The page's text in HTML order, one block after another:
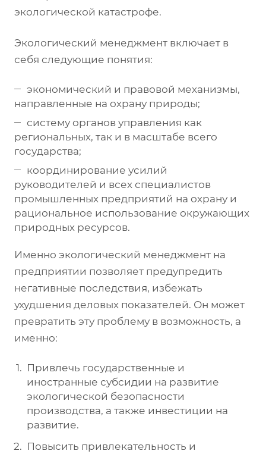
экологической катастрофе.
Экологический менеджмент включает в
себя следующие понятия:
экономический и правовой механизмы,
направленные на охрану природы;
систему органов управления как
региональных, так и в масштабе всего
государства;
координирование усилий
руководителей и всех специалистов
промышленных предприятий на охрану и
рациональное использование окружающих
природных ресурсов.
Именно экологический менеджмент на
предприятии позволяет предупредить
негативные последствия, избежать
ухудшения деловых показателей. Он может
превратить эту проблему в возможность, а
именно:
Привлечь государственные и
иностранные субсидии на развитие
экологической безопасности
производства, а также инвестиции на
развитие.
Повысить привлекательность и